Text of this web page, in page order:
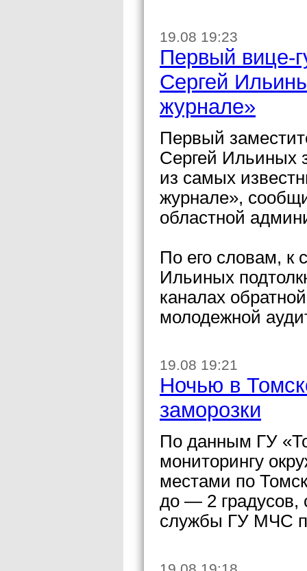
19.08 19:23
Первый вице-
Сергей
журнале»
Первый
Сергей Ильиных
из самых
журнале»,
областной
По его словам, к
Ильиных
каналах
молодежной
19.08 19:21
Ночью в
заморозки
По данным ГУ
мониторингу
местами по
до — 2 градусов,
службы ГУ МЧС